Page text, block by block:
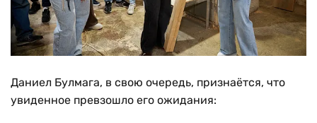
Даниел Булмага, в свою очередь, признаётся, что
увиденное превзошло его ожидания: